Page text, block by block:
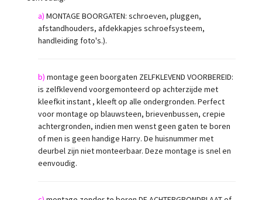
a) MONTAGE BOORGATEN: schroeven, pluggen,
afstandhouders, afdekkapjes schroefsysteem,
handleiding foto's.).
b) montage geen boorgaten ZELFKLEVEND VOORBEREID:
is zelfklevend voorgemonteerd op achterzijde met
kleefkit instant , kleeft op alle ondergronden. Perfect
voor montage op blauwsteen, brievenbussen, crepie
achtergronden, indien men wenst geen gaten te boren
of men is geen handige Harry. De huisnummer met
deurbel zijn niet monteerbaar. Deze montage is snel en
eenvoudig.